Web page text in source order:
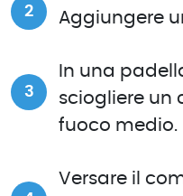
Aggiungere
In una
sciogliere un
fuoco medio.
Versare il